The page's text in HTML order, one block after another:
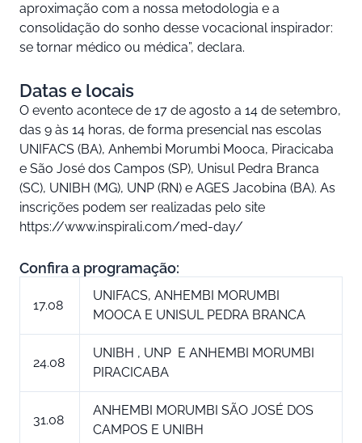
aproximação com a nossa metodologia e a
consolidação do sonho desse vocacional inspirador:
se tornar médico ou médica”, declara.
Datas e locais
O evento acontece de 17 de agosto a 14 de setembro,
das 9 às 14 horas, de forma presencial nas escolas
UNIFACS (BA), Anhembi Morumbi Mooca, Piracicaba
e São José dos Campos (SP), Unisul Pedra Branca
(SC), UNIBH (MG), UNP (RN) e AGES Jacobina (BA). As
inscrições podem ser realizadas pelo site
https://www.inspirali.com/med-day/
Confira a programação:
17.08
UNIFACS, ANHEMBI MORUMBI
MOOCA E UNISUL PEDRA BRANCA
24.08
UNIBH , UNP E ANHEMBI MORUMBI
PIRACICABA
31.08
ANHEMBI MORUMBI SÃO JOSÉ DOS
CAMPOS E UNIBH